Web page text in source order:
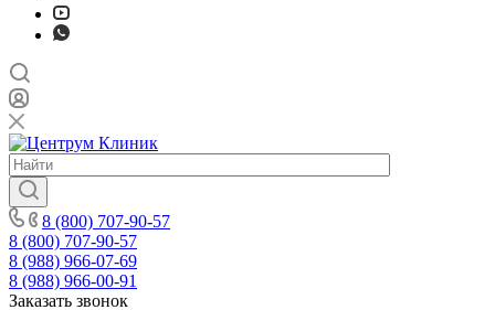
8 (800) 707-90-57
8 (800) 707-90-57
8 (988) 966-07-69
8 (988) 966-00-91
Заказать звонок